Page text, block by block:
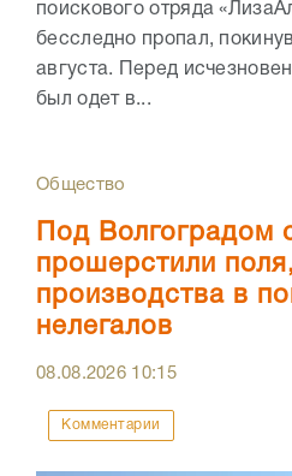
поискового отряда
бесследно пропал,
августа. Перед
был одет в...
Общество
Под Волгоградом
прошерстили
производства в
нелегалов
08.08.2026 10:15
Комментарии